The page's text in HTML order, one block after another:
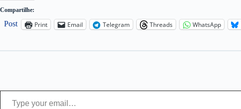
Compartilhe:
Post Print Email Telegram Threads WhatsApp
Type your email…